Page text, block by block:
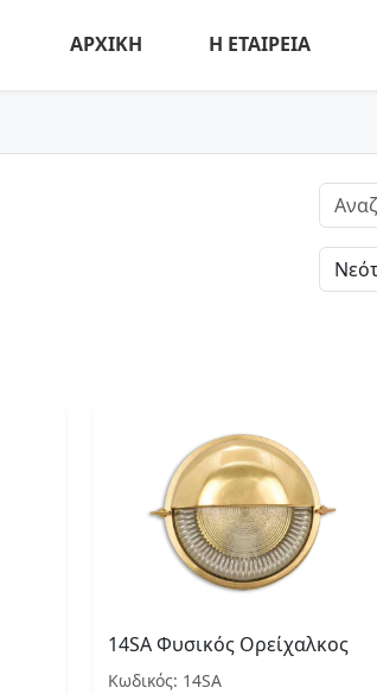
ΑΡΧΙΚΗ
Η ΕΤΑΙΡΕΙΑ
14SA Φυσικός Ορείχαλκος
Κωδικός: 14SA